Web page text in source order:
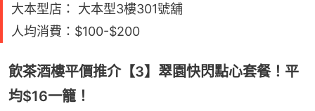
大本型店： 大本型3樓301號舖
人均消費：$100-$200
飲茶酒樓平價推介【3】翠園快閃點心套餐！平
均$16一籠！